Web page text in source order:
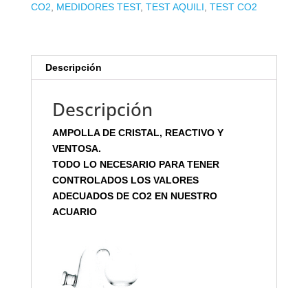
CO2
MEDIDORES TEST, TEST AQUILI TEST CO2
Descripción
Descripción
AMPOLLA DE CRISTAL, REACTIVO Y
VENTOSA.
TODO LO NECESARIO PARA TENER
CONTROLADOS LOS VALORES
ADECUADOS DE CO2 EN NUESTRO
ACUARIO